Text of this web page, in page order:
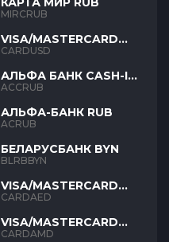
MIRCRUB
VISA/MASTERCARD
USD
CARDUSD
АЛЬФА БАНК CASH-IN
RUB
ACCRUB
АЛЬФА-БАНК RUB
ACRUB
БЕЛАРУСБАНК BYN
BLRBBYN
VISA/MASTERCARD
AED
CARDAED
VISA/MASTERCARD
AMD
CARDAMD